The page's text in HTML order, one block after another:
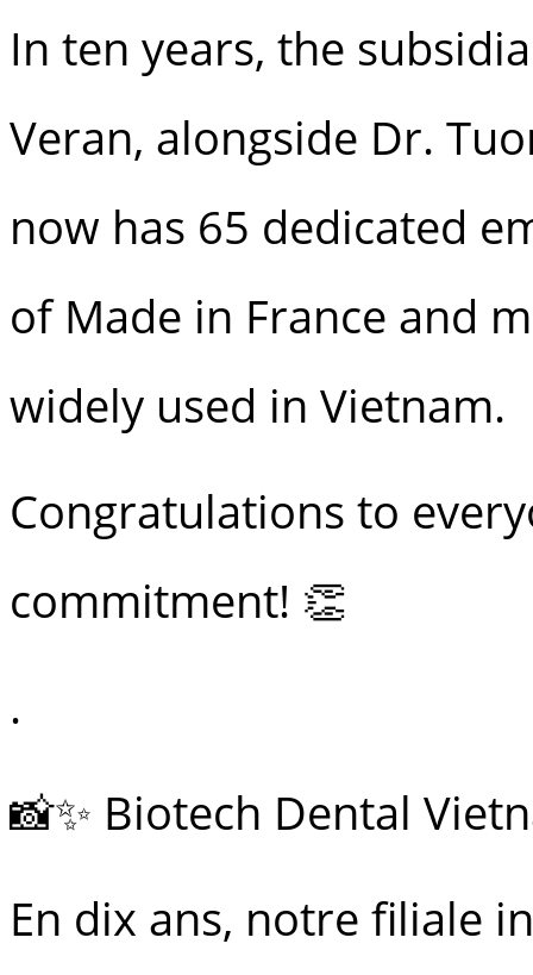
In ten years, the
Veran, alongside Dr.
now has 65 dedicated
of Made in France and
widely used in Vietnam.
Congratulations to
commitment! 👏
.
📸✨ Biotech Dental
En dix ans, notre filiale